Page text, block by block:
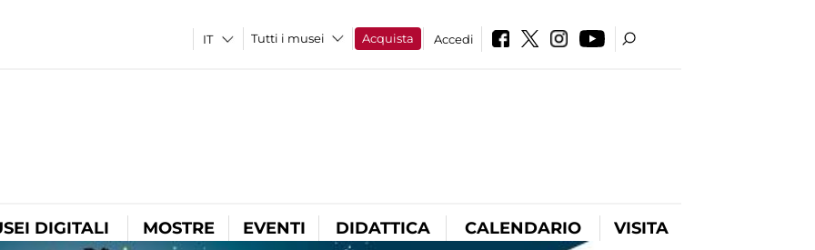
Tutti i musei Acquista Accedi
DIGITALI MOSTRE EVENTI DIDATTICA CALENDARIO VISITA